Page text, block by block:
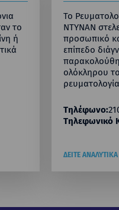
το
ή
To
ΝΤΥΝΑΝ
προσωπικό
επίπεδο
ολόκληρου
Τηλέφωνο:
Τηλεφωνικό
ΔΕΙΤΕ ΑΝΑΛΥΤΙΚΑ